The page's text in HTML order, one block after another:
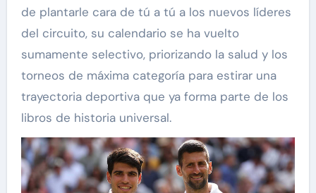
de plantarle cara de tú a tú a los nuevos líderes
del circuito, su calendario se ha vuelto
sumamente selectivo, priorizando la salud y los
torneos de máxima categoría para estirar una
trayectoria deportiva que ya forma parte de los
libros de historia universal.